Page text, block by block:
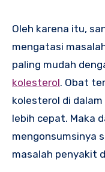
Oleh karena itu,
mengatasi
paling mudah
kolesterol. Obat
kolesterol di
lebih cepat. Maka
mengonsumsinya
masalah penyakit